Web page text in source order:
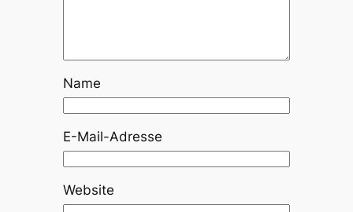
Name
E-Mail-Adresse
Website